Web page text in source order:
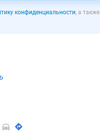
конфиденциальности, а также